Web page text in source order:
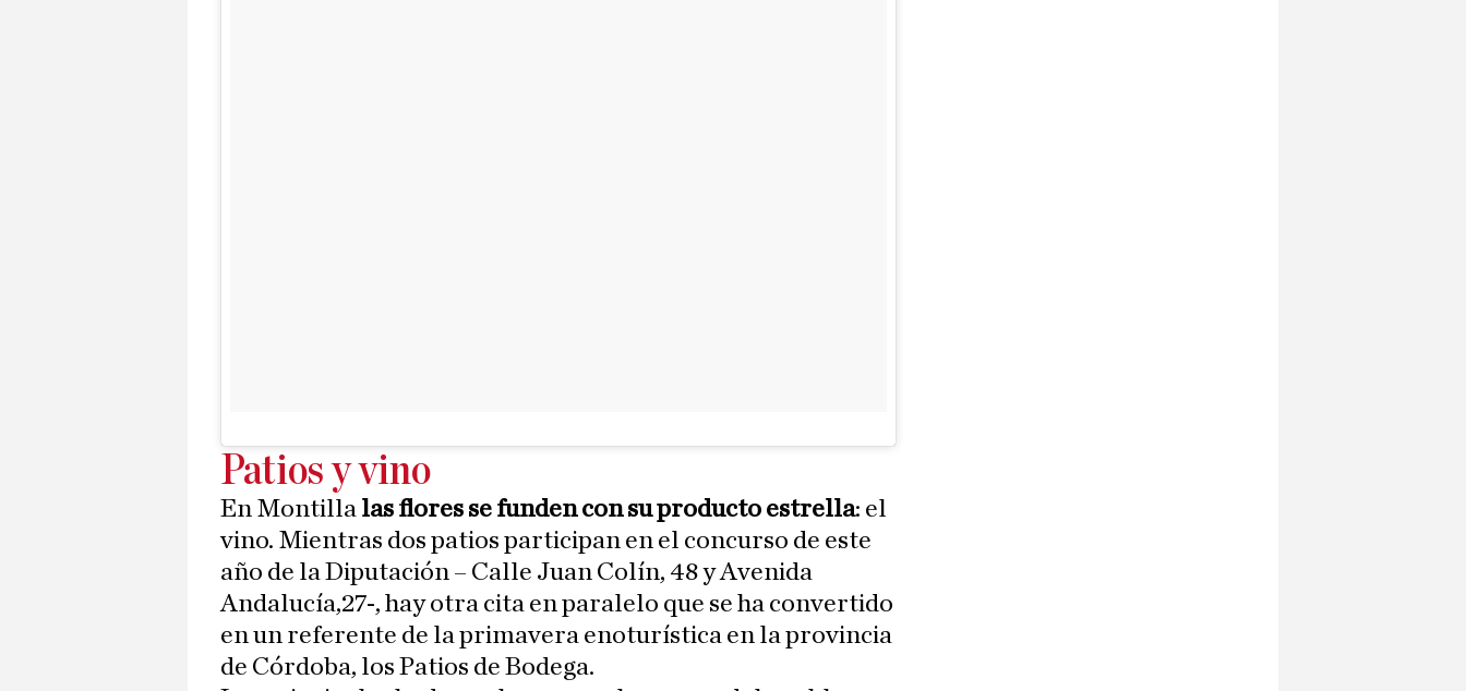
Patios y vino
En Montilla las flores se funden con su producto estrella: el
vino. Mientras dos patios participan en el concurso de este
año de la Diputación – Calle Juan Colín, 48 y Avenida
Andalucía,27-, hay otra cita en paralelo que se ha convertido
en un referente de la primavera enoturística en la provincia
de Córdoba, los Patios de Bodega.